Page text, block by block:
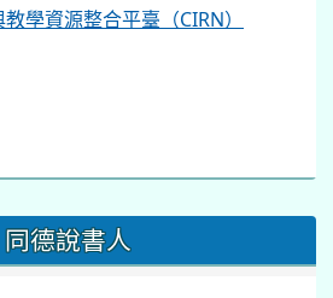
學資源整合平臺（CIRN）
同德說書人